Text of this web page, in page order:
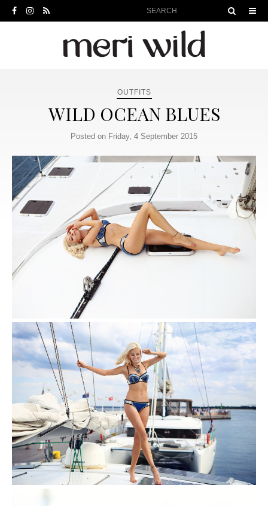
OUTFITS
WILD OCEAN BLUES
Posted on Friday, 4 September 2015